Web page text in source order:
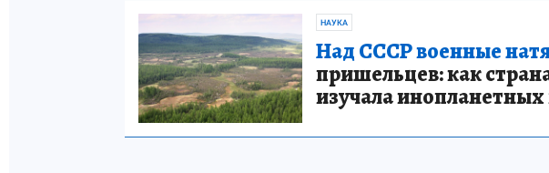
НАУКА
Над СССР военные
пришельцев: как
изучала инопланетных